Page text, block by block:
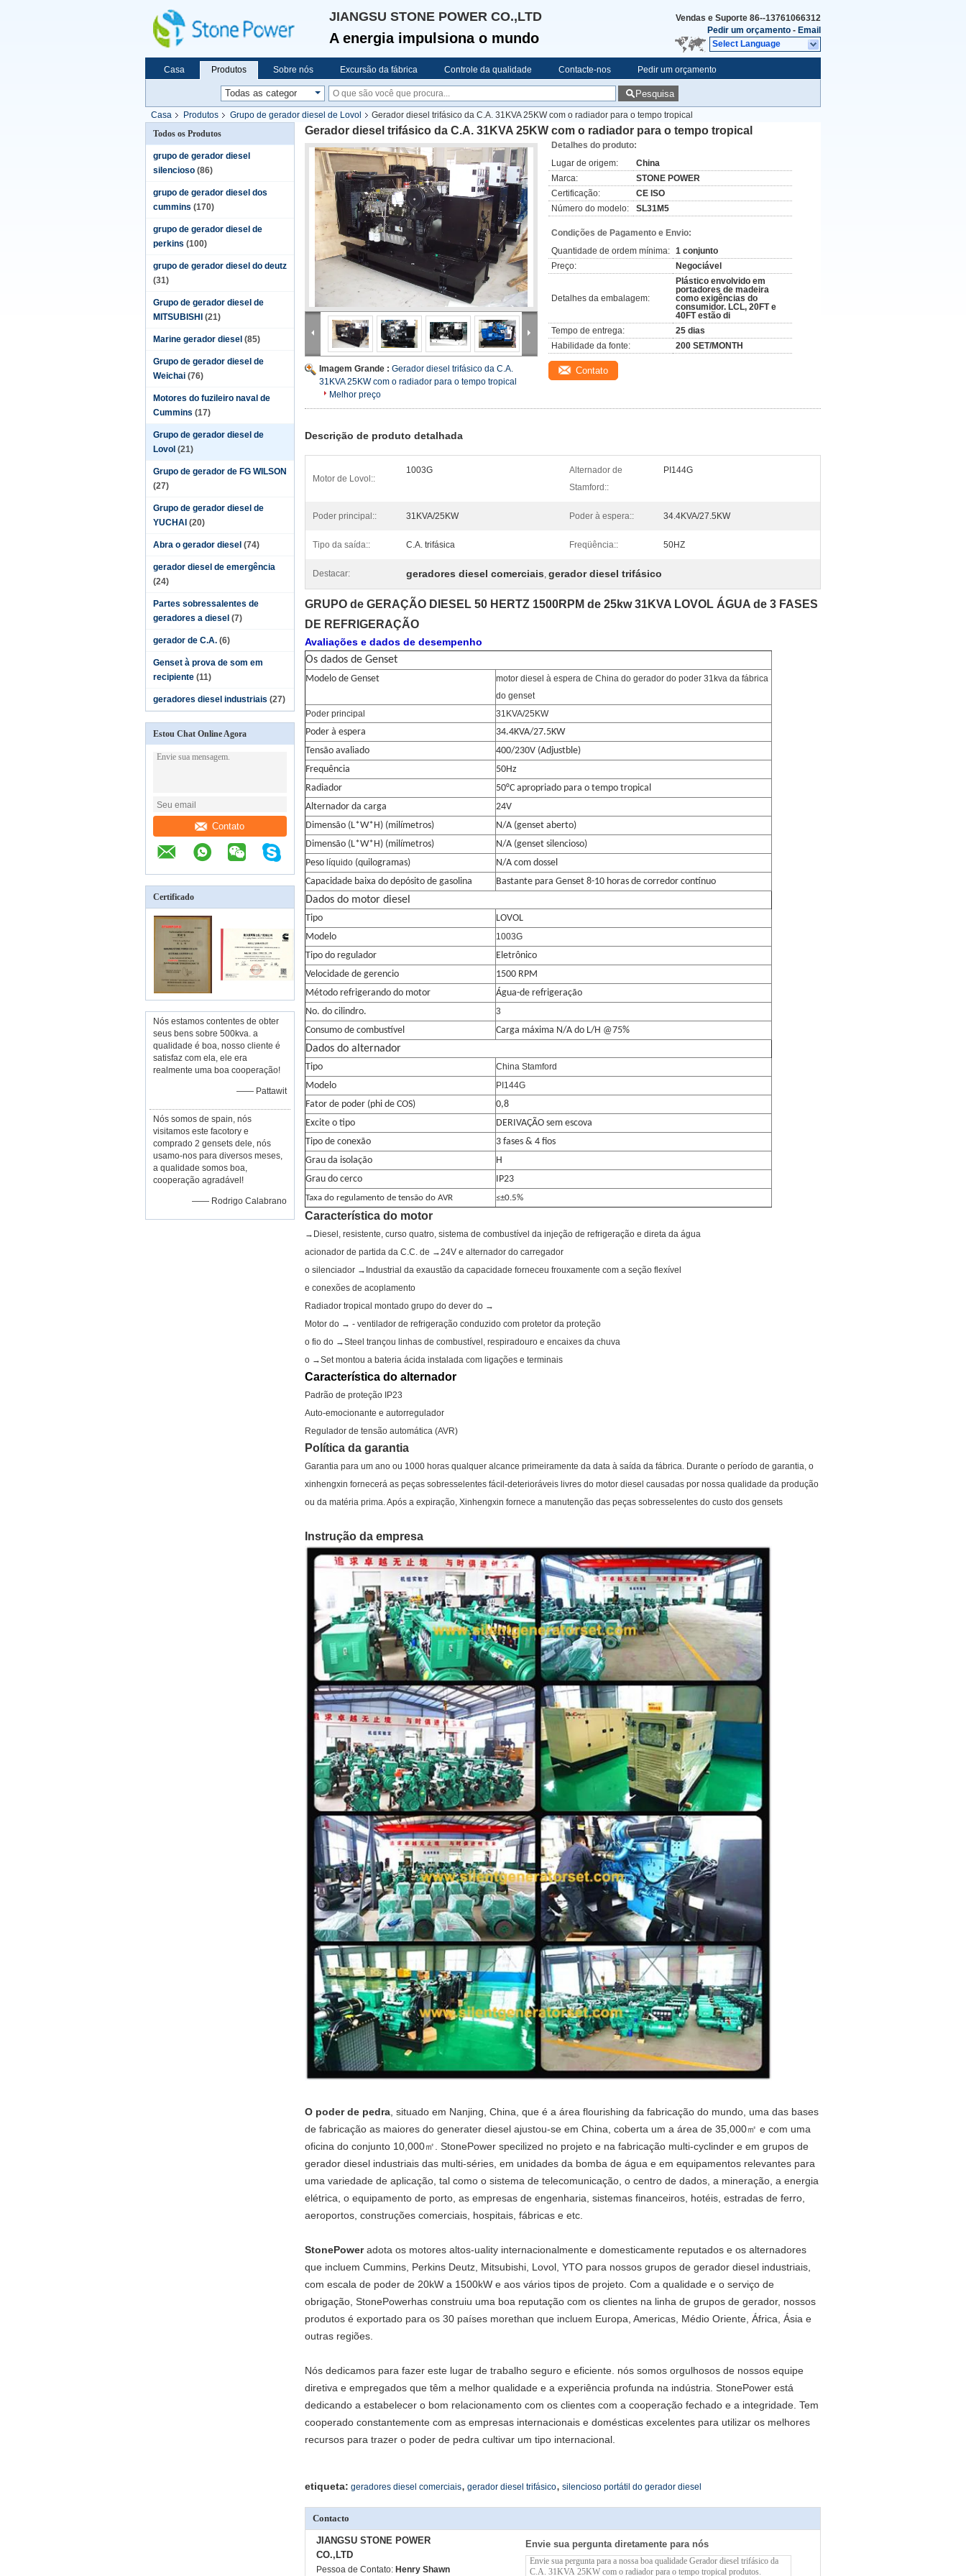
JIANGSU STONE POWER CO.,LTD
A energia impulsiona o mundo
Vendas e Suporte 86--13761066312
Pedir um orçamento - Email
Select Language
Casa Produtos Sobre nós Excursão da fábrica Controle da qualidade Contacte-nos Pedir um orçamento
Pesquisa
Casa Produtos Grupo de gerador diesel de Lovol
Gerador diesel trifásico da C.A. 31KVA 25KW com o radiador para o tempo tropical
Todos os Produtos
grupo de gerador diesel
silencioso (86)
grupo de gerador diesel dos
cummins (170)
grupo de gerador diesel de
perkins (100)
grupo de gerador diesel do deutz
(31)
Grupo de gerador diesel de
MITSUBISHI (21)
Marine gerador diesel (85)
Grupo de gerador diesel de
Weichai (76)
Motores do fuzileiro naval de
Cummins (17)
Grupo de gerador diesel de
Lovol (21)
Grupo de gerador de FG WILSON
(27)
Grupo de gerador diesel de
YUCHAI (20)
Abra o gerador diesel (74)
gerador diesel de emergência
(24)
Partes sobressalentes de
geradores a diesel (7)
gerador de C.A. (6)
Genset à prova de som em
recipiente (11)
geradores diesel industriais (27)
Estou Chat Online Agora
Contato
Certificado
Nós estamos contentes de obter
seus bens sobre 500kva. a
qualidade é boa, nosso cliente é
satisfaz com ela, ele era
realmente uma boa cooperação!
—— Pattawit
Nós somos de spain, nós
visitamos este facotory e
comprado 2 gensets dele, nós
usamo-nos para diversos meses,
a qualidade somos boa,
cooperação agradável!
—— Rodrigo Calabrano
Gerador diesel trifásico da C.A. 31KVA 25KW com o radiador para o tempo tropical
Imagem Grande : Gerador diesel trifásico da C.A.
31KVA 25KW com o radiador para o tempo tropical
Melhor preço
Detalhes do produto:
Lugar de origem:
China
Marca:
STONE POWER
Certificação:
CE ISO
Número do modelo:
SL31M5
Condições de Pagamento e Envio:
Quantidade de ordem mínima: 1 conjunto
Preço:
Negociável
Detalhes da embalagem:
Plástico envolvido em
portadores de madeira
como exigências do
consumidor. LCL, 20FT e
40FT estão di
Tempo de entrega:
25 dias
Habilidade da fonte:
200 SET/MONTH
Contato
Descrição de produto detalhada
Motor de Lovol::
1003G
Alternador de
Stamford::
PI144G
Poder principal:: 31KVA/25KW Poder à espera:: 34.4KVA/27.5KW
Tipo da saída:: C.A. trifásica Freqüência:: 50HZ
Destacar: geradores diesel comerciais, gerador diesel trifásico
GRUPO de GERAÇÃO DIESEL 50 HERTZ 1500RPM de 25kw 31KVA LOVOL ÁGUA de 3 FASES
DE REFRIGERAÇÃO
Avaliações e dados de desempenho
Os dados de Genset
Modelo de Genset
motor diesel à espera de China do gerador do poder 31kva da fábrica
do genset
Poder principal
31KVA/25KW
Poder à espera
34.4KVA/27.5KW
Tensão avaliado
400/230V (Adjustble)
Frequência
50Hz
Radiador
50°C apropriado para o tempo tropical
Alternador da carga
24V
Dimensão (L*W*H) (milímetros)
N/A (genset aberto)
Dimensão (L*W*H) (milímetros)
N/A (genset silencioso)
Peso líquido (quilogramas)
N/A com dossel
Capacidade baixa do depósito de gasolina
Bastante para Genset 8-10 horas de corredor contínuo
Dados do motor diesel
Tipo
LOVOL
Modelo
1003G
Tipo do regulador
Eletrônico
Velocidade de gerencio
1500 RPM
Método refrigerando do motor
Água-de refrigeração
No. do cilindro.
3
Consumo de combustível Carga máxima N/A do L/H @75%
Dados do alternador
Tipo China Stamford
Modelo PI144G
Fator de poder (phi de COS)
0,8
Excite o tipo
DERIVAÇÃO sem escova
Tipo de conexão
3 fases & 4 fios
Grau da isolação
H
Grau do cerco
IP23
Taxa do regulamento de tensão do AVR ≤±0.5%
Característica do motor
→Diesel, resistente, curso quatro, sistema de combustível da injeção de refrigeração e direta da água
acionador de partida da C.C. de →24V e alternador do carregador
o silenciador →Industrial da exaustão da capacidade forneceu frouxamente com a seção flexível
e conexões de acoplamento
Radiador tropical montado grupo do dever do →
Motor do → - ventilador de refrigeração conduzido com protetor da proteção
o fio do →Steel trançou linhas de combustível, respiradouro e encaixes da chuva
o →Set montou a bateria ácida instalada com ligações e terminais
Característica do alternador
Padrão de proteção IP23
Auto-emocionante e autorregulador
Regulador de tensão automática (AVR)
Política da garantia
Garantia para um ano ou 1000 horas qualquer alcance primeiramente da data à saída da fábrica. Durante o período de garantia, o
xinhengxin fornecerá as peças sobresselentes fácil-deterioráveis livres do motor diesel causadas por nossa qualidade da produção
ou da matéria prima. Após a expiração, Xinhengxin fornece a manutenção das peças sobresselentes do custo dos gensets
Instrução da empresa
O poder de pedra , situado em Nanjing, China, que é a área flourishing da fabricação do mundo, uma das bases
de fabricação as maiores do generater diesel ajustou-se em China, coberta um a área de 35,000㎡ e com uma
oficina do conjunto 10,000㎡. StonePower specilized no projeto e na fabricação multi-cyclinder e em grupos de
gerador diesel industriais das multi-séries, em unidades da bomba de água e em equipamentos relevantes para
uma variedade de aplicação, tal como o sistema de telecomunicação, o centro de dados, a mineração, a energia
elétrica, o equipamento de porto, as empresas de engenharia, sistemas financeiros, hotéis, estradas de ferro,
aeroportos, construções comerciais, hospitais, fábricas e etc.
StonePoweradota os motores altos-uality internacionalmente e domesticamente reputados e os alternadores
que incluem Cummins, Perkins Deutz, Mitsubishi, Lovol, YTO para nossos grupos de gerador diesel industriais,
com escala de poder de 20kW a 1500kW e aos vários tipos de projeto. Com a qualidade e o serviço de
obrigação, StonePowerhas construiu uma boa reputação com os clientes na linha de grupos de gerador, nossos
produtos é exportado para os 30 países morethan que incluem Europa, Americas, Médio Oriente, África, Ásia e
outras regiões.
Nós dedicamos para fazer este lugar de trabalho seguro e eficiente. nós somos orgulhosos de nossos equipe
diretiva e empregados que têm a melhor qualidade e a experiência profunda na indústria. StonePower está
dedicando a estabelecer o bom relacionamento com os clientes com a cooperação fechado e a integridade. Tem
cooperado constantemente com as empresas internacionais e domésticas excelentes para utilizar os melhores
recursos para trazer o poder de pedra cultivar um tipo internacional.
etiqueta: geradores diesel comerciais, gerador diesel trifásico, silencioso portátil do gerador diesel
Contacto
JIANGSU STONE POWER
CO.,LTD
Pessoa de Contato: Henry Shawn
Envie sua pergunta diretamente para nós